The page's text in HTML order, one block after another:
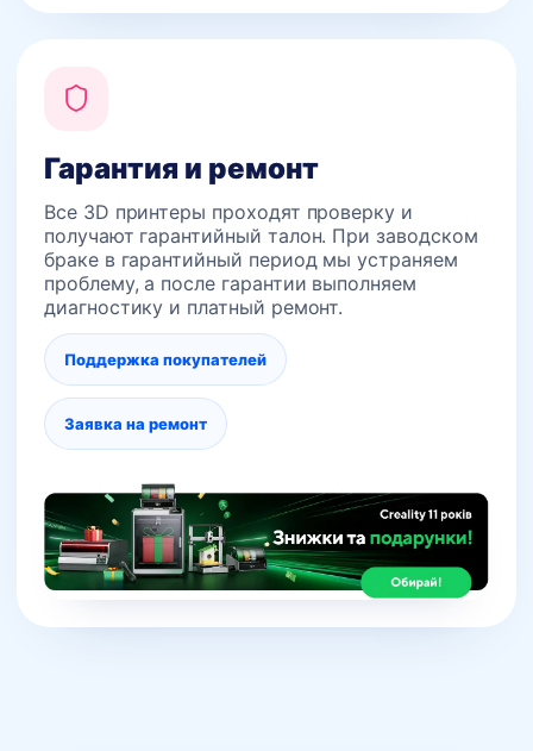
Гарантия и ремонт
Все 3D принтеры проходят проверку и
получают гарантийный талон. При заводском
браке в гарантийный период мы устраняем
проблему, а после гарантии выполняем
диагностику и платный ремонт.
Поддержка покупателей
Заявка на ремонт